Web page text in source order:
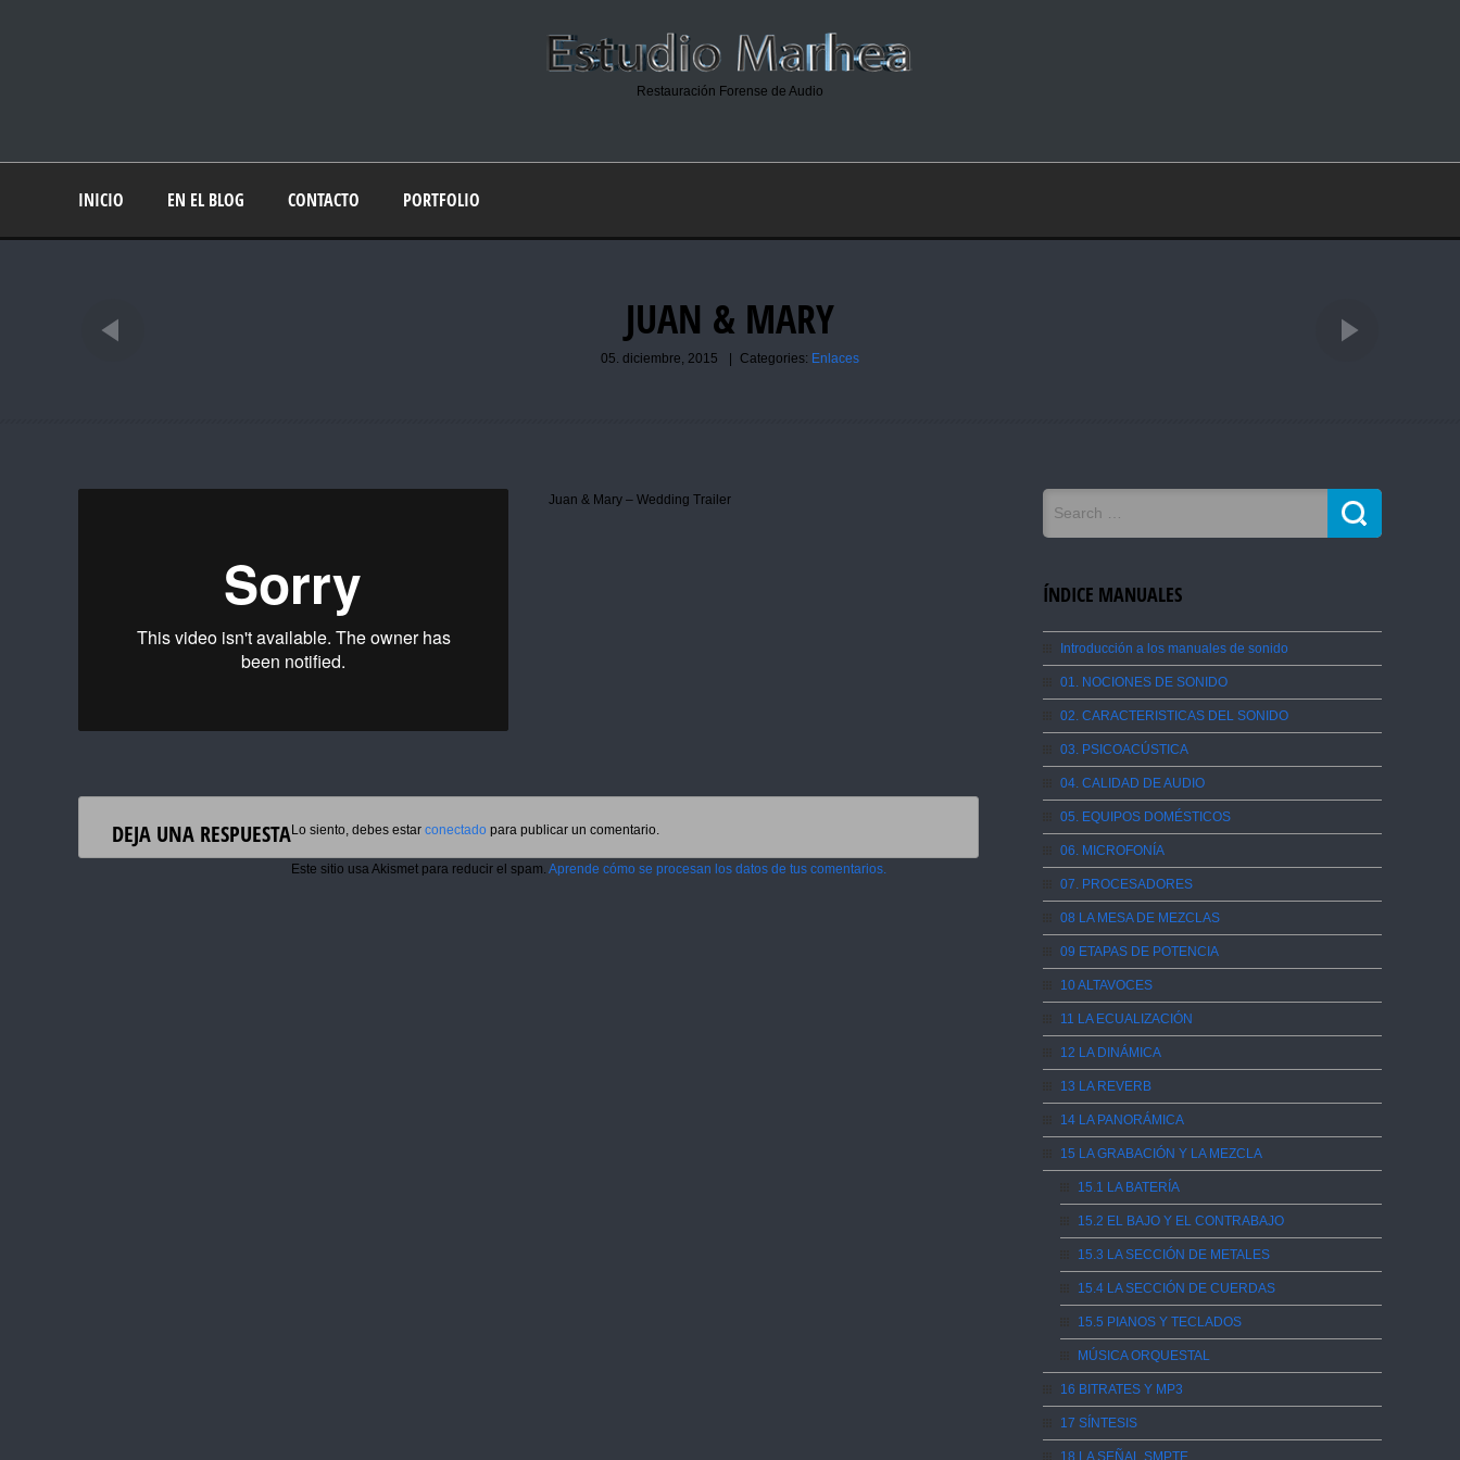
Restauración Forense de Audio
INICIO EN EL BLOG CONTACTO PORTFOLIO
JUAN & MARY
05. diciembre, 2015 Categories: Enlaces
Juan & Mary – Wedding Trailer
DEJA UNA RESPUESTALo siento, debes estar conectado para publicar un comentario.
Este sitio usa Akismet para reducir el spam. Aprende cómo se procesan los datos de tus comentarios.
ÍNDICE MANUALES
Introducción a los manuales de sonido
01. NOCIONES DE SONIDO
02. CARACTERISTICAS DEL SONIDO
03. PSICOACÚSTICA
04. CALIDAD DE AUDIO
05. EQUIPOS DOMÉSTICOS
06. MICROFONÍA
07. PROCESADORES
08 LA MESA DE MEZCLAS
09 ETAPAS DE POTENCIA
10 ALTAVOCES
11 LA ECUALIZACIÓN
12 LA DINÁMICA
13 LA REVERB
14 LA PANORÁMICA
15 LA GRABACIÓN Y LA MEZCLA
15.1 LA BATERÍA
15.2 EL BAJO Y EL CONTRABAJO
15.3 LA SECCIÓN DE METALES
15.4 LA SECCIÓN DE CUERDAS
15.5 PIANOS Y TECLADOS
MÚSICA ORQUESTAL
16 BITRATES Y MP3
17 SÍNTESIS
18 LA SEÑAL SMPTE